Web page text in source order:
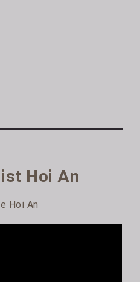
Hoi An
Hoi An